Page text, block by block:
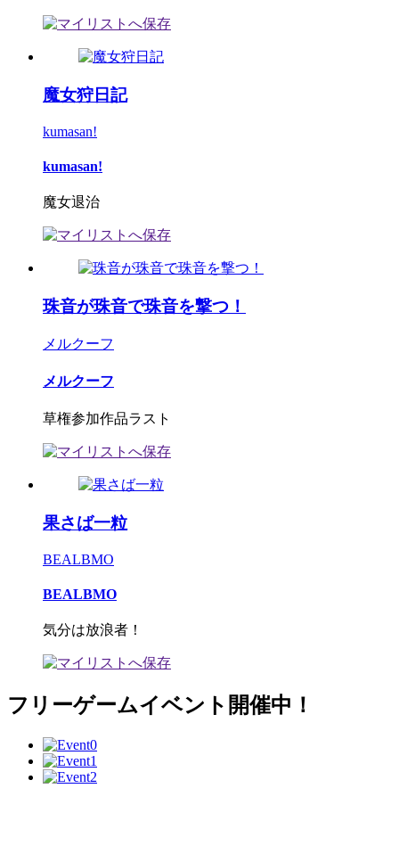
魔女狩日記
kumasan!
kumasan!
魔女退治
珠音が珠音で珠音を撃つ！
メルクーフ
メルクーフ
草権参加作品ラスト
果さば一粒
BEALBMO
BEALBMO
気分は放浪者！
フリーゲームイベント開催中！